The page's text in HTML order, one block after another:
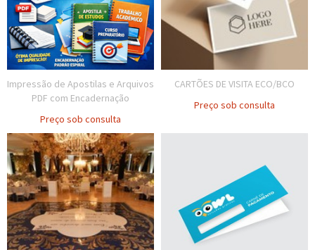
Impressão de Apostilas e Arquivos
PDF com Encadernação
Preço sob consulta
CARTÕES DE VISITA ECO/BCO
Preço sob consulta